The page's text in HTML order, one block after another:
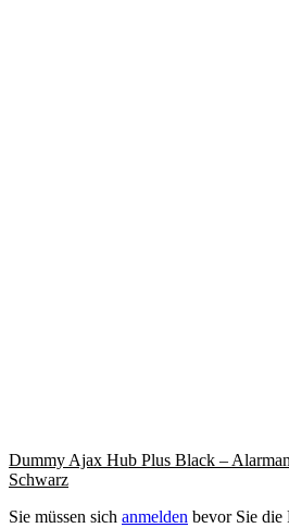
Dummy Ajax Hub Plus Black –
Schwarz
Sie müssen sich anmelden bevor Sie die